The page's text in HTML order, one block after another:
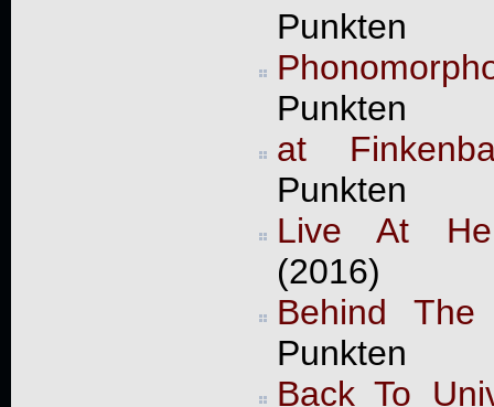
Punkten
Punkten
at
Punkten
Live At
(2016)
Behind The
Punkten
Back To